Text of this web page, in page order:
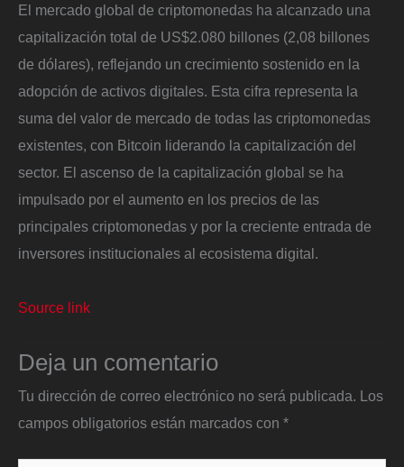
El mercado global de criptomonedas ha alcanzado una
capitalización total de US$2.080 billones (2,08 billones
de dólares), reflejando un crecimiento sostenido en la
adopción de activos digitales. Esta cifra representa la
suma del valor de mercado de todas las criptomonedas
existentes, con Bitcoin liderando la capitalización del
sector. El ascenso de la capitalización global se ha
impulsado por el aumento en los precios de las
principales criptomonedas y por la creciente entrada de
inversores institucionales al ecosistema digital.
Source link
Deja un comentario
Tu dirección de correo electrónico no será publicada.
Los
campos obligatorios están marcados con *